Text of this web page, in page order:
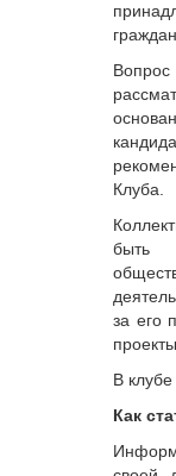
Клуба.
быть
за его
В
Как